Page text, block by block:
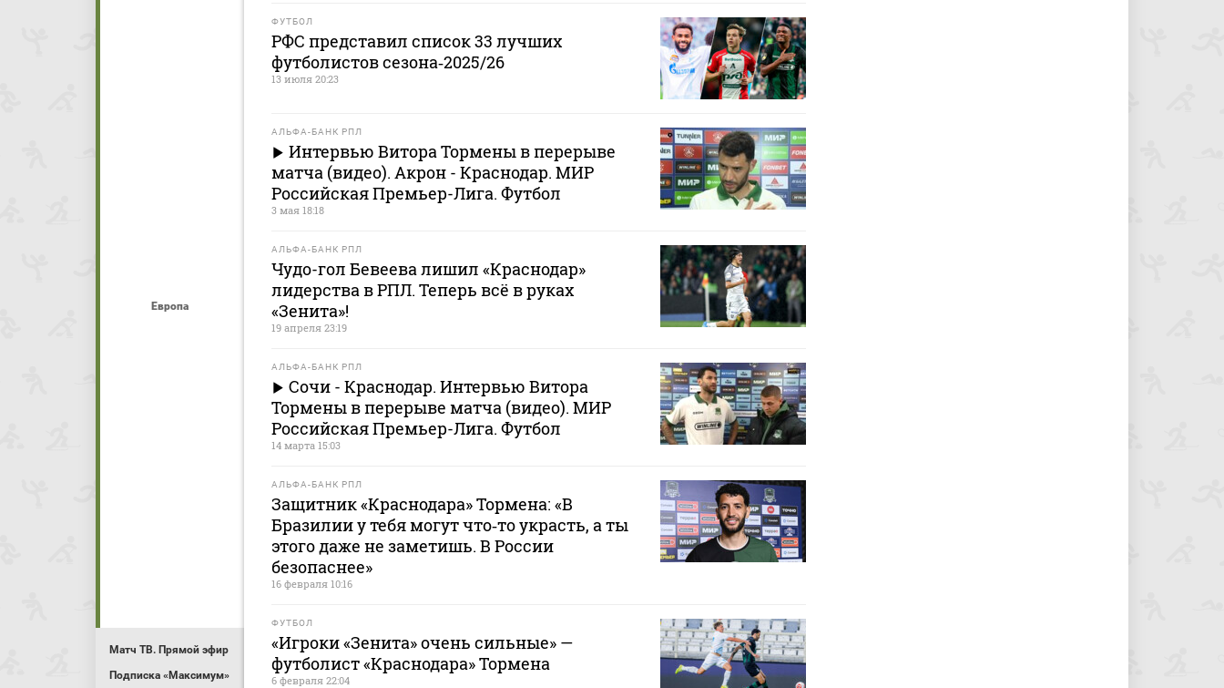
Европа
Матч ТВ. Прямой эфир
Подписка «Максимум»
ФУТБОЛ
РФС представил список 33 лучших
футболистов сезона‑2025/26
13 июля 20:23
АЛЬФА-БАНК РПЛ
Интервью Витора Тормены в перерыве
матча (видео). Акрон - Краснодар. МИР
Российская Премьер-Лига. Футбол
3 мая 18:18
АЛЬФА-БАНК РПЛ
Чудо-гол Бевеева лишил «Краснодар»
лидерства в РПЛ. Теперь всё в руках
«Зенита»!
19 апреля 23:19
АЛЬФА-БАНК РПЛ
Сочи - Краснодар. Интервью Витора
Тормены в перерыве матча (видео). МИР
Российская Премьер-Лига. Футбол
14 марта 15:03
АЛЬФА-БАНК РПЛ
Защитник «Краснодара» Тормена: «В
Бразилии у тебя могут что‑то украсть, а ты
этого даже не заметишь. В России
безопаснее»
16 февраля 10:16
ФУТБОЛ
«Игроки «Зенита» очень сильные» —
футболист «Краснодара» Тормена
6 февраля 22:04